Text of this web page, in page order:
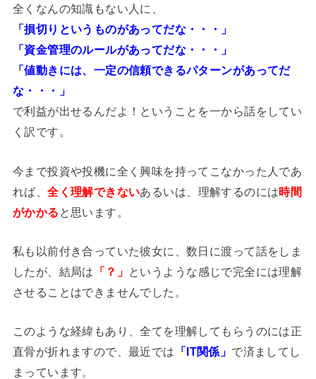
全くなんの知識もない人に、
「損切りというものがあってだな・・・」
「資金管理のルールがあってだな・・・」
「値動きには、一定の信頼できるパターンがあってだ
な・・・」
で利益が出せるんだよ！ということを一から話をしてい
く訳です。
今まで投資や投機に全く興味を持ってこなかった人であ
れば、全く理解できないあるいは、理解するのには時間
がかかる と思います。
私も以前付き合っていた彼女に、数日に渡って話をしま
したが、結局は 「？」 というような感じで完全には理解
させることはできませんでした。
このような経緯もあり、全てを理解してもらうのには正
直骨が折れますので、最近では 「IT関係」 で済ましてし
まっています。